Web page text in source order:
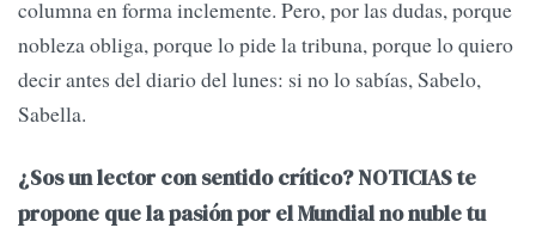
columna en forma inclemente. Pero, por las dudas, porque
nobleza obliga, porque lo pide la tribuna, porque lo quiero
decir antes del diario del lunes: si no lo sabías, Sabelo,
Sabella.
¿Sos un lector con sentido crítico? NOTICIAS te
propone que la pasión por el Mundial no nuble tu